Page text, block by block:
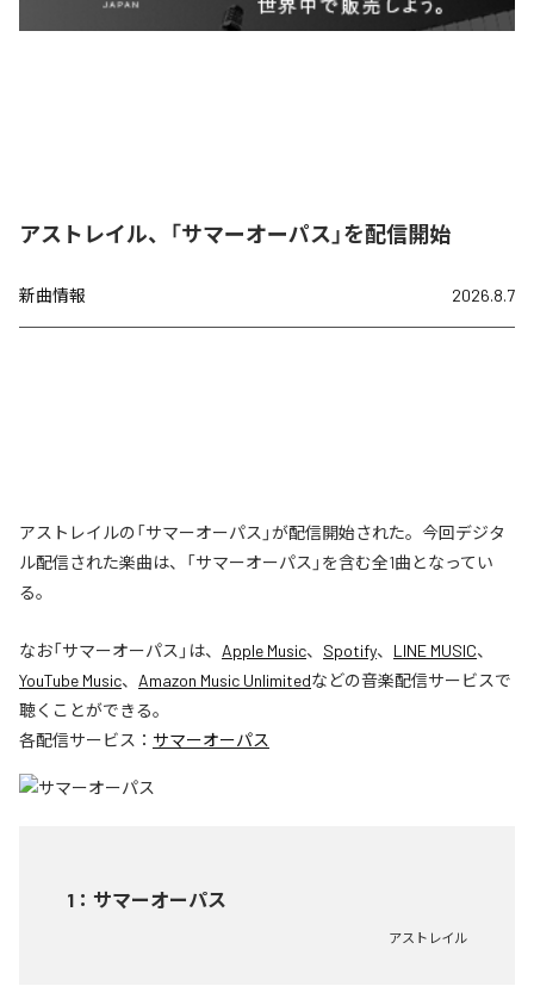
アストレイル、「サマーオーパス」を配信開始
新曲情報 2026.8.7
アストレイルの「サマーオーパス」が配信開始された。今回デジタ
ル配信された楽曲は、「サマーオーパス」を含む全1曲となってい
る。
なお「サマーオーパス 」は、 Apple Music、 Spotify、 LINE MUSIC、
YouTube Music、 Amazon Music Unlimitedなどの音楽配信サービスで
聴くことができる。
各配信サービス： サマーオーパス
1 ： サマーオーパス
アストレイル